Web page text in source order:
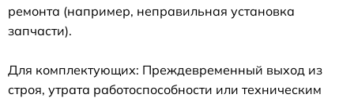
ремонта (например, неправильная установка
запчасти).
Для комплектующих: Преждевременный выход из
строя, утрата работоспособности или техническим